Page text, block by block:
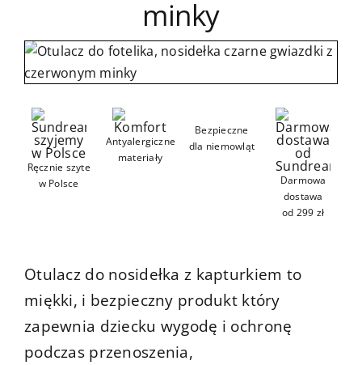
Kontakt
minky
Ręcznie szyte
w Polsce
Antyalergiczne
materiały
Bezpieczne
dla niemowląt
Darmowa
dostawa
od 299 zł
Otulacz do nosidełka z kapturkiem to
miękki, i bezpieczny produkt który
zapewnia dziecku wygodę i ochronę
podczas przenoszenia,